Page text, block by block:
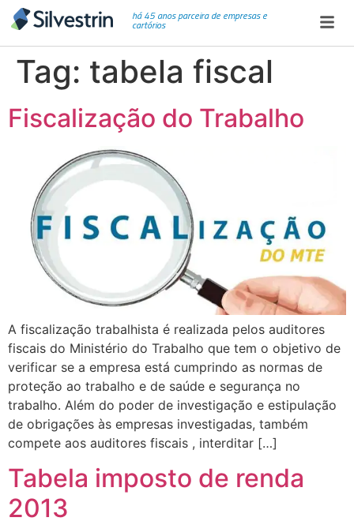
há 45 anos parceira de empresas e
cartórios
Tag: tabela fiscal
Fiscalização do Trabalho
A fiscalização trabalhista é realizada pelos auditores
fiscais do Ministério do Trabalho que tem o objetivo de
verificar se a empresa está cumprindo as normas de
proteção ao trabalho e de saúde e segurança no
trabalho. Além do poder de investigação e estipulação
de obrigações às empresas investigadas, também
compete aos auditores fiscais , interditar […]
Tabela imposto de renda
2013